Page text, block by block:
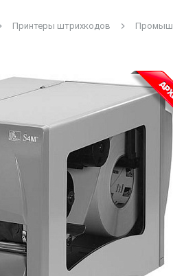
Принтеры штрихкодов